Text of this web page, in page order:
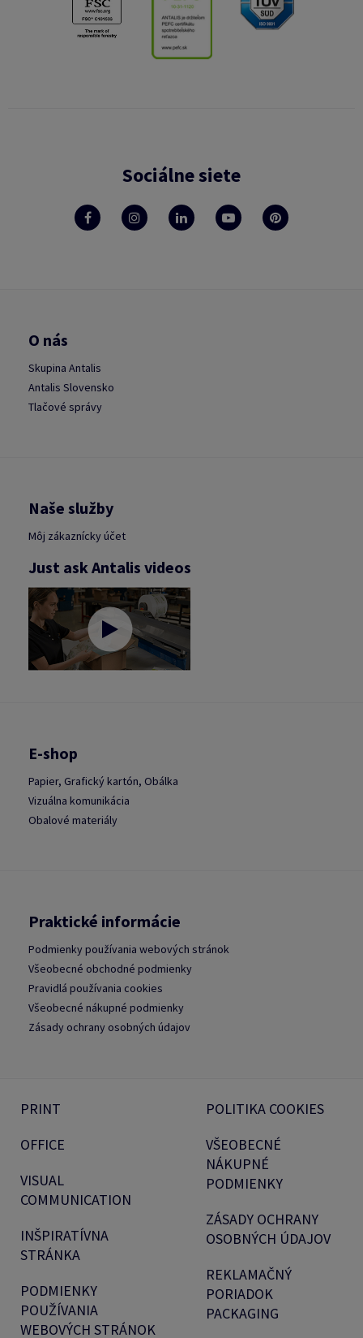
Sociálne siete
O nás
Skupina Antalis
Antalis Slovensko
Tlačové správy
Naše služby
Môj zákaznícky účet
Just ask Antalis videos
E-shop
Papier, Grafický kartón, Obálka
Vizuálna komunikácia
Obalové materiály
Praktické informácie
Podmienky používania webových stránok
Všeobecné obchodné podmienky
Pravidlá používania cookies
Všeobecné nákupné podmienky
Zásady ochrany osobných údajov
PRINT
OFFICE
VISUAL
COMMUNICATION
INŠPIRATÍVNA
STRÁNKA
PODMIENKY
POUŽÍVANIA
WEBOVÝCH STRÁNOK
POLITIKA COOKIES
VŠEOBECNÉ
NÁKUPNÉ
PODMIENKY
ZÁSADY OCHRANY
OSOBNÝCH ÚDAJOV
REKLAMAČNÝ
PORIADOK
PACKAGING